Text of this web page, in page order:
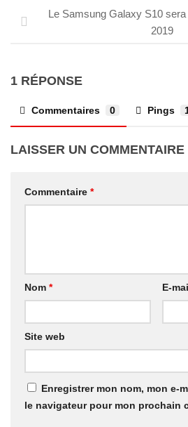
Le Samsung Galaxy S10
2019
1 RÉPONSE
Commentaires 0 Pings
LAISSER UN COMMENTAIRE
Commentaire *
Nom * E-
Site web
Enregistrer mon nom, mon e-
le navigateur pour mon prochain